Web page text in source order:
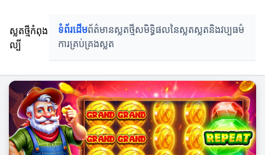
ស្លតថ្មីកំពុង
ល្បី
ទំព័រដើមព័ត៌មានស្លតថ្មីសមិទ្ធិផលនៃស្លតស្លតនិងវប្បធម៌
ការ​គ្រប់គ្រង​ស្លត